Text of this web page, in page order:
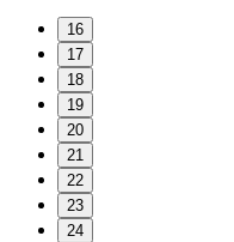
16
17
18
19
20
21
22
23
24